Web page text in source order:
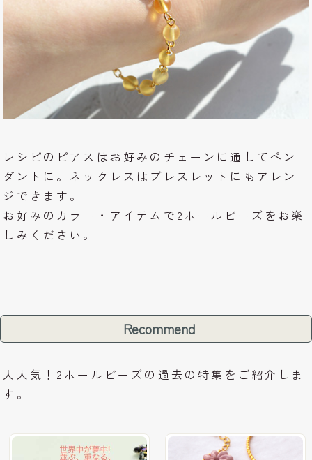
レシピのピアスはお好みのチェーンに通してペン
ダントに。ネックレスはブレスレットにもアレン
ジできます。
お好みのカラー・アイテムで2ホールビーズをお楽
しみください。
Recommend
大人気！2ホールビーズの過去の特集をご紹介しま
す。